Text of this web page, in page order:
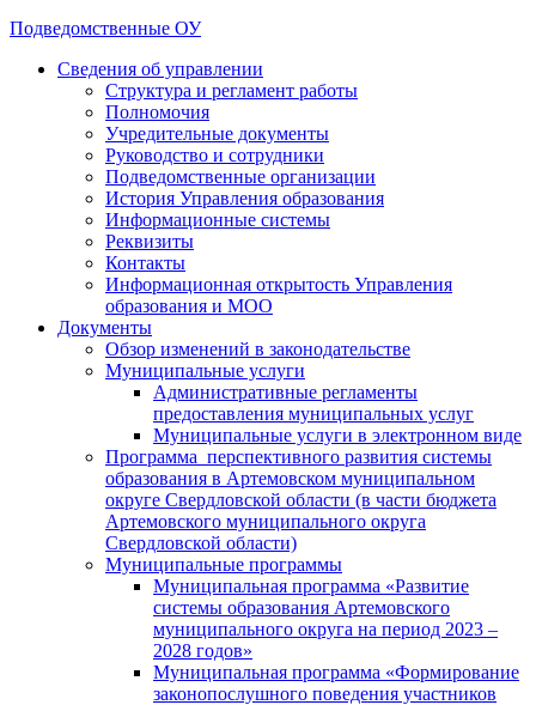
Подведомственные ОУ
Сведения об управлении
Структура и регламент работы
Полномочия
Учредительные документы
Руководство и сотрудники
Подведомственные организации
История Управления образования
Информационные системы
Реквизиты
Контакты
Информационная открытость Управления
образования и МОО
Документы
Обзор изменений в законодательстве
Муниципальные услуги
Административные регламенты
предоставления муниципальных услуг
Муниципальные услуги в электронном виде
Программа перспективного развития системы
образования в Артемовском муниципальном
округе Свердловской области (в части бюджета
Артемовского муниципального округа
Свердловской области)
Муниципальные программы
Муниципальная программа «Развитие
системы образования Артемовского
муниципального округа на период 2023 –
2028 годов»
Муниципальная программа «Формирование
законопослушного поведения участников